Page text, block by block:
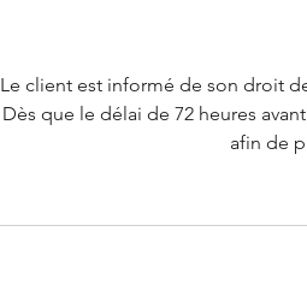
Le client est informé de son droit
Dès que le délai de 72 heures
afin de